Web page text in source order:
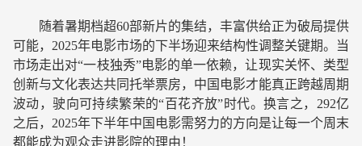
随着暑期档超60部新片的集结，丰富供给正为破局提供
可能，2025年电影市场的下半场迎来结构性调整关键期。当
市场走出对“一枝独秀”电影的单一依赖，让现实关怀、类型
创新与文化表达共同托举票房，中国电影才能真正跨越周期
波动，驶向可持续繁荣的“百花齐放”时代。换言之，292亿
之后，2025年下半年中国电影需努力的方向是让每一个周末
都能成为观众走进影院的理由！